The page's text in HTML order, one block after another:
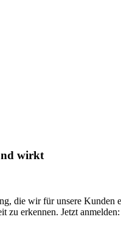
wirkt
die wir für unsere
zu erkennen. Jetzt anmelden: